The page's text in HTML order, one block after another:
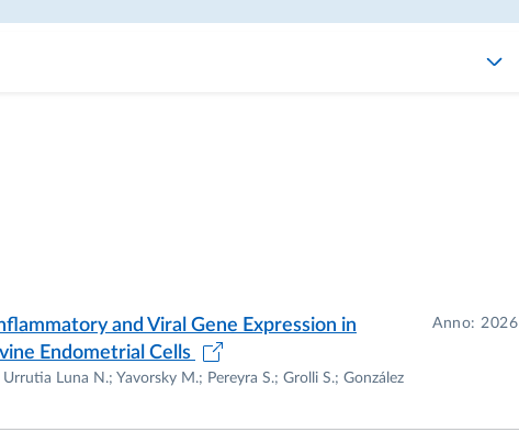
and Viral Gene Expression in
Endometrial Cells
Luna N.; Yavorsky M.; Pereyra S.; Grolli S.; González
Anno: 2026